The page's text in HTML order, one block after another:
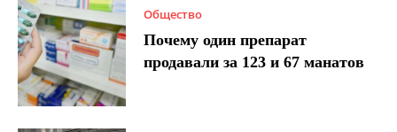
Общество
Почему один препарат
продавали за 123 и 67 манатов